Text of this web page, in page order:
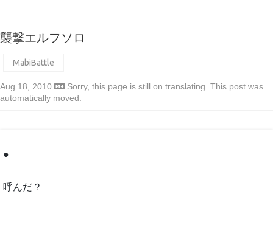
襲撃エルフソロ
MabiBattle
Aug 18, 2010
Sorry, this page is still on translating. This post was
automatically moved.
●
呼んだ？